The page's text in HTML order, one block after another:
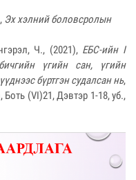
Эх хэлний боловсролын
Ч., (2021), ЕБС-ийн I
үгийн сан, үгийн
бүртгэн судалсан нь,
(VI)21, Дэвтэр 1-18, уб.,